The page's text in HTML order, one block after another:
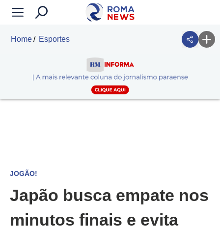
Home Esportes
JOGÃO!
Japão busca empate nos
minutos finais e evita